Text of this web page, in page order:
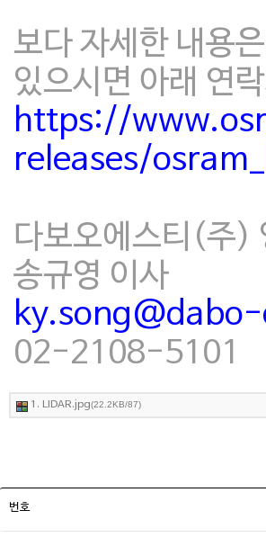
보다 자세한 내용
있으시면 아래 연
https://
releases/
다보오에스티(주)
송규영 이사
02-2108-5101
1. LIDAR.jpg(22.2KB/87)
번호